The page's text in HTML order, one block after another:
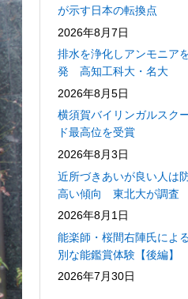
が示す日本の転換点
2026年8月7日
排水を浄化しアンモニア
発 高知工科大・名大
2026年8月5日
横須賀バイリンガルスク
ド最高位を受賞
2026年8月3日
近所づきあいが良い人は
高い傾向 東北大が調査
2026年8月1日
能楽師・桜間右陣氏によ
別な能鑑賞体験【後編】
2026年7月30日